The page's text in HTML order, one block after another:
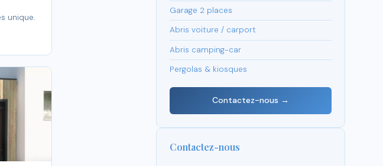
unique.
Garage 2 places
Abris voiture / carport
Abris camping-car
Pergolas & kiosques
Contactez-nous →
Contactez-nous